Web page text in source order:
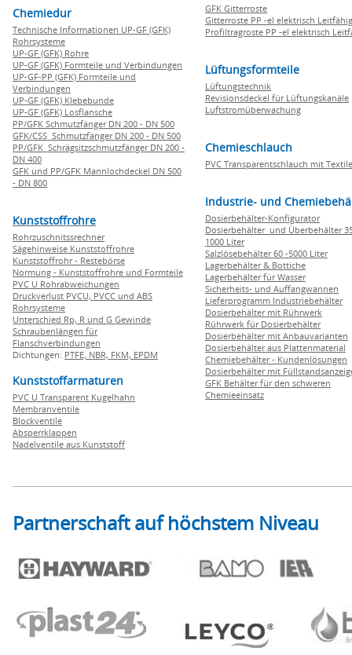
Chemiedur
Technische Informationen UP-GF (GFK)
Rohrsysteme
UP-GF (GFK) Rohre
UP-GF (GFK) Formteile und Verbindungen
UP-GF-PP (GFK) Formteile und
Verbindungen
UP-GF (GFK) Klebebunde
UP-GF (GFK) Losflansche
PP/GFK Schmutzfänger DN 200 - DN 500
GFK/CSS Schmutzfänger DN 200 - DN 500
PP/GFK Schrägsitzschmutzfänger DN 200 -
DN 400
GFK und PP/GFK Mannlochdeckel DN 500
- DN 800
Kunststoffrohre
Rohrzuschnitssrechner
Sägehinweise Kunststoffrohre
Kunststoffrohr - Restebörse
Normung - Kunststoffrohre und Formteile
PVC U Rohrabweichungen
Druckverlust PVCU, PVCC und ABS
Rohrsysteme
Unterschied Rp, R und G Gewinde
Schraubenlängen für
Flanschverbindungen
Dichtungen: PTFE, NBR, FKM, EPDM
Kunststoffarmaturen
PVC U Transparent Kugelhahn
Membranventile
Blockventile
Absperrklappen
Nadelventile aus Kunststoff
GFK Gitterroste
Gitterroste PP -el elektrisch Leitfähig
Profiltragroste PP -el elektrisch
Lüftungsformteile
Lüftungstechnik
Revisionsdeckel für Lüftungskanäle
Luftstromüberwachung
Chemieschlauch
PVC Transparentschlauch mit
Industrie- und
Dosierbehälter-Konfigurator
Dosierbehälter und Überbehälter
1000 Liter
Salzlösebehälter 60 -5000 Liter
Lagerbehälter & Bottiche
Lagerbehälter für Wasser
Sicherheits- und Auffangwannen
Lieferprogramm Industriebehälter
Dosierbehälter mit Rührwerk
Rührwerk für Dosierbehälter
Dosierbehälter mit Anbauvarianten
Dosierbehälter aus Plattenmaterial
Chemiebehälter - Kundenlösungen
Dosierbehälter mit
GFK Behälter für den schweren
Chemieeinsatz
Partnerschaft auf höchstem Niveau